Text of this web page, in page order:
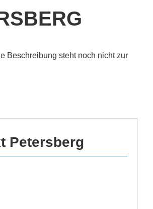
Petersberg
Beschreibung steht noch nicht zur